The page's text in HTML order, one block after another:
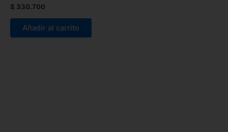
$ 330.700
Añadir al carrito